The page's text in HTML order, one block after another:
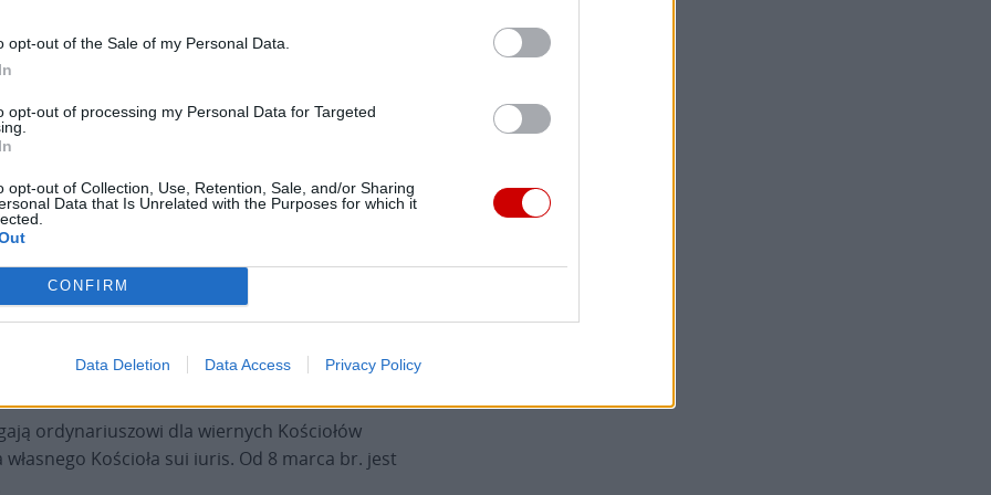
opt-out of the Sale of my Personal Data.
opt-out of processing my Personal Data for Targeted
opt-out of Collection, Use, Retention, Sale, and/or Sharing
Data that Is Unrelated with the Purposes for which it
CONFIRM
Data Deletion Data Access Privacy Policy
pokorą i radością żyjmy tajemnicą
chrześcijańskiego życia oraz by dawali o niej
katolickiego obrządku ormiańskiego.
XXI relikwie św. Jadwigi Śląskiej. – Ta
bardziej, że w tym roku przeżywamy 1700.
wschodni i zachodni. A św. Jadwiga Śląska
że Kościół buduje mosty między narodami –
na całym świecie, głównie w Europie
i Południowej i na Bliskim Wschodzie. W
9 proc. z niemal 3 mln mieszkańców kraju
ordynariuszowi dla wiernych Kościołów
Kościoła sui iuris. Od 8 marca br. jest